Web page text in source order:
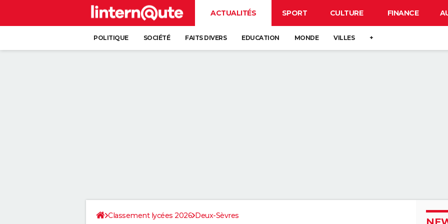
ACTUALITÉS SPORT CULTURE FINANCE
POLITIQUE SOCIÉTÉ FAITS DIVERS EDUCATION MONDE VILLES +
Classement lycées 2026 Deux-Sèvres